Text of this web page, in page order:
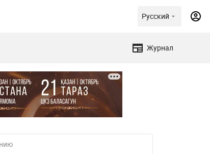
Русский
Журнал